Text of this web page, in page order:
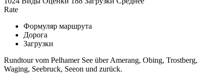
Rate
Формуляр маршрута
Дорога
Загрузки
Rundtour vom Pelhamer See über Amerang, Obing, Trostberg,
Waging, Seebruck, Seeon und zurück.